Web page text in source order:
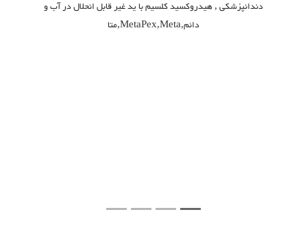
دندانپزشکی , هیدروکسید کلسیم با ید غیر قابل انحلال در آب و
دائم,MetaPex,Meta,متا